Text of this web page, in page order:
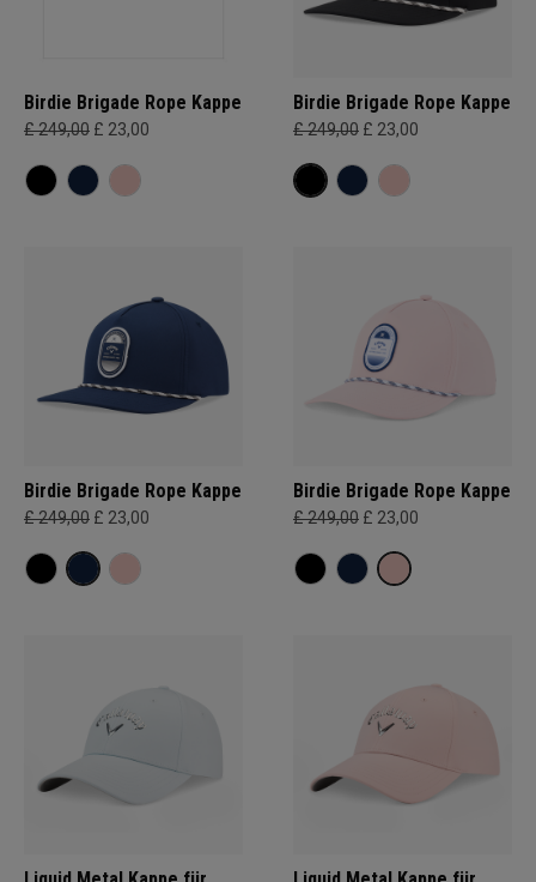
Birdie Brigade Rope Kappe
£ 249,00 £ 23,00
Birdie Brigade Rope Kappe
£ 249,00 £ 23,00
Birdie Brigade Rope Kappe
£ 249,00 £ 23,00
Birdie Brigade Rope Kappe
£ 249,00 £ 23,00